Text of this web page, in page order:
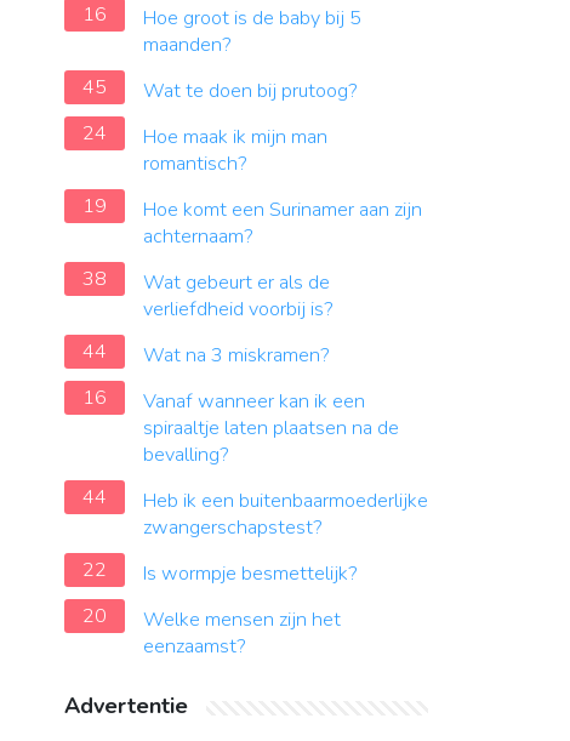
16
Hoe groot is de baby bij 5
maanden?
45
Wat te doen bij prutoog?
24
Hoe maak ik mijn man
romantisch?
19
Hoe komt een Surinamer aan zijn
achternaam?
38
Wat gebeurt er als de
verliefdheid voorbij is?
44
Wat na 3 miskramen?
16
Vanaf wanneer kan ik een
spiraaltje laten plaatsen na de
bevalling?
44
Heb ik een buitenbaarmoederlijke
zwangerschapstest?
22
Is wormpje besmettelijk?
20
Welke mensen zijn het
eenzaamst?
Advertentie